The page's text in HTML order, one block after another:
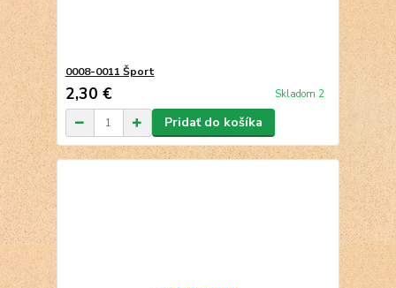
0008-0011 Šport
2,30 € Skladom 2
Pridať do košíka